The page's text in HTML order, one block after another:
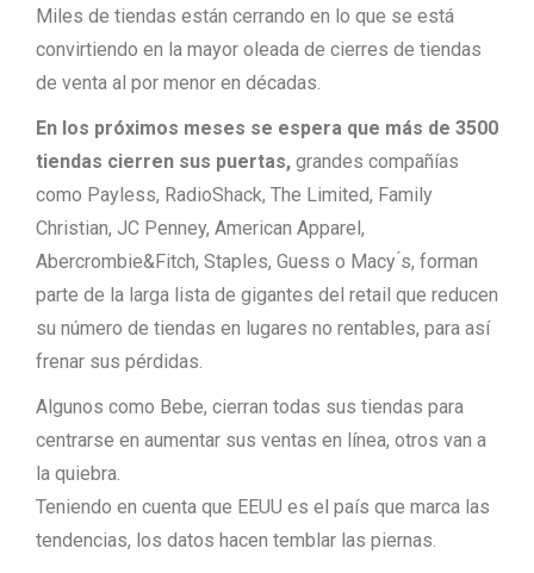
Miles de tiendas están cerrando en lo que se está
convirtiendo en la mayor oleada de cierres de tiendas
de venta al por menor en décadas.
En los próximos meses se espera que más de 3500
tiendas cierren sus puertas, grandes compañías
como Payless, RadioShack, The Limited, Family
Christian, JC Penney, American Apparel,
Abercrombie&Fitch, Staples, Guess o Macy ́s, forman
parte de la larga lista de gigantes del retail que reducen
su número de tiendas en lugares no rentables, para así
frenar sus pérdidas.
Algunos como Bebe, cierran todas sus tiendas para
centrarse en aumentar sus ventas en línea, otros van a
la quiebra.
Teniendo en cuenta que EEUU es el país que marca las
tendencias, los datos hacen temblar las piernas.